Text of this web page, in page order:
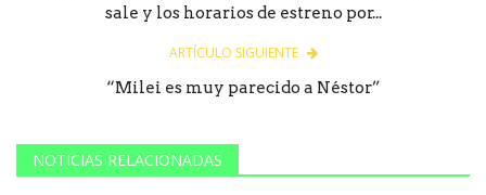
sale y los horarios de estreno por...
ARTÍCULO SIGUIENTE
“Milei es muy parecido a Néstor”
NOTICIAS RELACIONADAS